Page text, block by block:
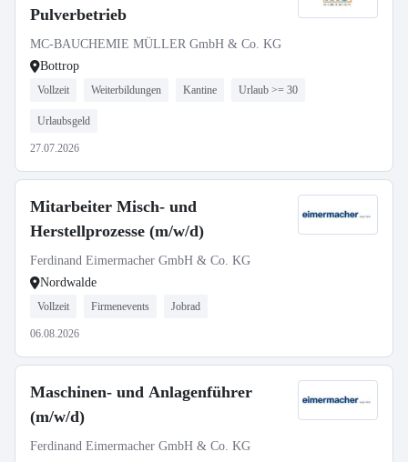
Pulverbetrieb
MC-BAUCHEMIE MÜLLER GmbH & Co. KG
Bottrop
Vollzeit Weiterbildungen Kantine Urlaub >= 30
Urlaubsgeld
27.07.2026
Mitarbeiter Misch- und
Herstellprozesse (m/w/d)
Ferdinand Eimermacher GmbH & Co. KG
Nordwalde
Vollzeit Firmenevents Jobrad
06.08.2026
Maschinen- und Anlagenführer
(m/w/d)
Ferdinand Eimermacher GmbH & Co. KG